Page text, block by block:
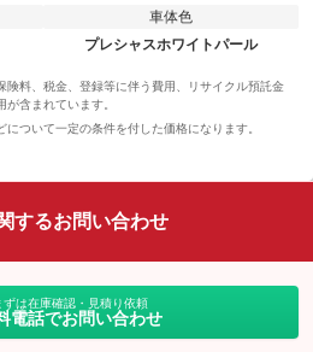
車体色
プレシャスホワイトパール
険料、税金、登録等に伴う費用、リサイクル預託金
含まれています。
ついて一定の条件を付した価格になります。
するお問い合わせ
ずは在庫確認・見積り依頼
電話でお問い合わせ